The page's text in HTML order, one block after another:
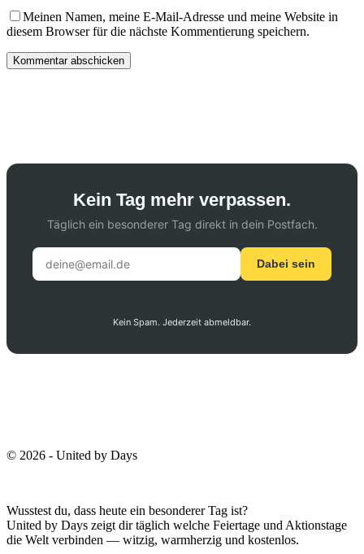
Meinen Namen, meine E-Mail-Adresse und meine Website in
diesem Browser für die nächste Kommentierung speichern.
Kommentar abschicken
Kein Tag mehr verpassen.
Täglich ein besonderer Tag direkt in dein Postfach.
Dabei sein
Kein Spam. Jederzeit abmeldbar.
© 2026 - United by Days
Wusstest du, dass heute ein besonderer Tag ist?
United by Days zeigt dir täglich welche Feiertage und Aktionstage
die Welt verbinden — witzig, warmherzig und kostenlos.